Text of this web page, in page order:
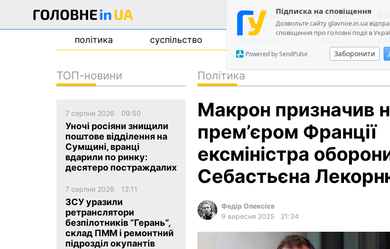
Підписка на сповіщення
Дозвольте сайту glavnoe.in.ua
сповіщення про головні події в
Заборонити
Powered by SendPulse
новини про проєкт
політика суспільство
політика
суспільство
економіка
події
кримінал
техно
Політика
Макрон призначив
прем’єром Франції
ексміністра
Себастьєна
Федір Олексієв
9 вересня 2025
21:34
ТОП-новини
7 серпня 2026 09:50
Уночі росіяни знищили
поштове відділення на
Сумщині, вранці
вдарили по ринку:
десятеро постраждалих
7 серпня 2026 12:11
ЗСУ уразили
ретранслятори
безпілотників “Герань”,
склад ПММ і ремонтний
підрозділ окупантів